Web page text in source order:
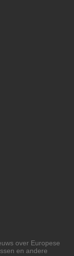
over Europese
en andere